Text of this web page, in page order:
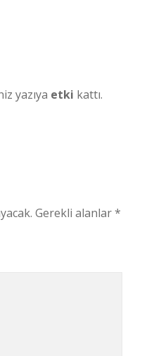
yazıya etki kattı.
Gerekli alanlar*